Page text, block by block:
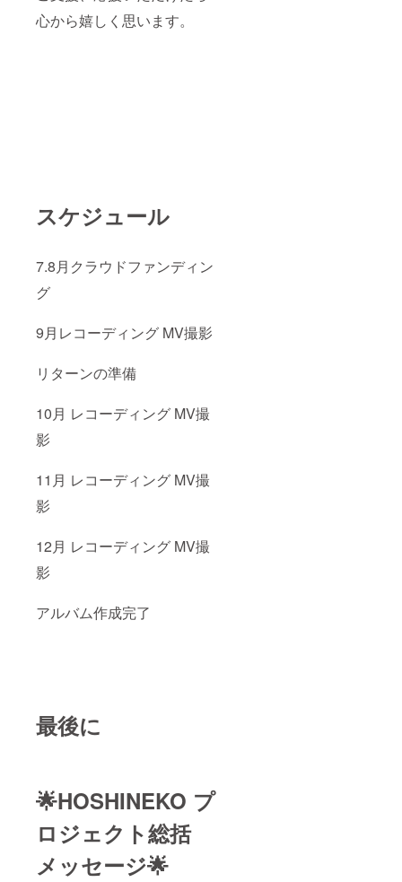
心から嬉しく思います。
スケジュール
7.8月クラウドファンディン
グ
9月レコーディング MV撮影
リターンの準備
10月 レコーディング MV撮
影
11月 レコーディング MV撮
影
12月 レコーディング MV撮
影
アルバム作成完了
最後に
🌟HOSHINEKO プ
ロジェクト総括
メッセージ🌟